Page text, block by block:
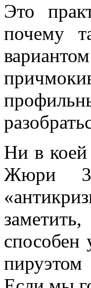
Это
почему
Ни в коей
Жюри